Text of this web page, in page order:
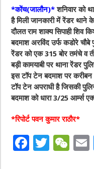
*कोंच(जालौन)*शनिवार को
है मिली जानकारी में रेंडर थाने
दौलत राम शाक्य सिपाही शिव
बदमाश अरविंद उर्फ कडोरे चौबे
रेंडर को एक 315 बोर तमंचे व
बड़ी कामयाबी पर थाना रेंडर
इस टॉप टेन बदमाश पर
टॉप टेन अपराधी है जिसकी
बदमाश को धारा 3/25 आर्म्स
*रिपोर्ट पवन कुमार राठौर*
F
T
W